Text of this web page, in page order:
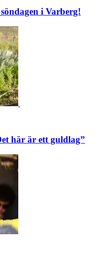
i Varberg!
här är ett guldlag”